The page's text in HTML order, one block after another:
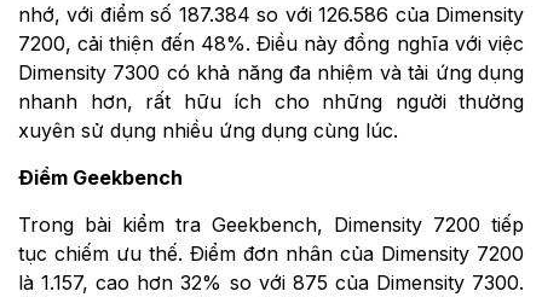
nhớ, với điểm số 187.384 so với 126.586 của Dimensity
7200, cải thiện đến 48%. Điều này đồng nghĩa với việc
Dimensity 7300 có khả năng đa nhiệm và tải ứng dụng
nhanh hơn, rất hữu ích cho những người thường
xuyên sử dụng nhiều ứng dụng cùng lúc.
Điểm Geekbench
Trong bài kiểm tra Geekbench, Dimensity 7200 tiếp
tục chiếm ưu thế. Điểm đơn nhân của Dimensity 7200
là 1.157, cao hơn 32% so với 875 của Dimensity 7300.